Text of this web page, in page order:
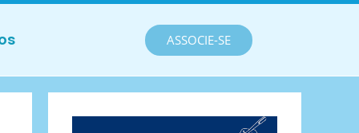
ASSOCIE-SE